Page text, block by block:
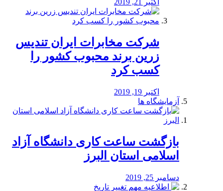
اکتبر 21, 2019
شرکت مخابرات ایران تندیس
زرین برند محبوب کشور را
کسب کرد
اکتبر 19, 2019
آزمایشگاه ها
بازگشت ساعت کاری دانشگاه آزاد
اسلامی استان البرز
دسامبر 25, 2019